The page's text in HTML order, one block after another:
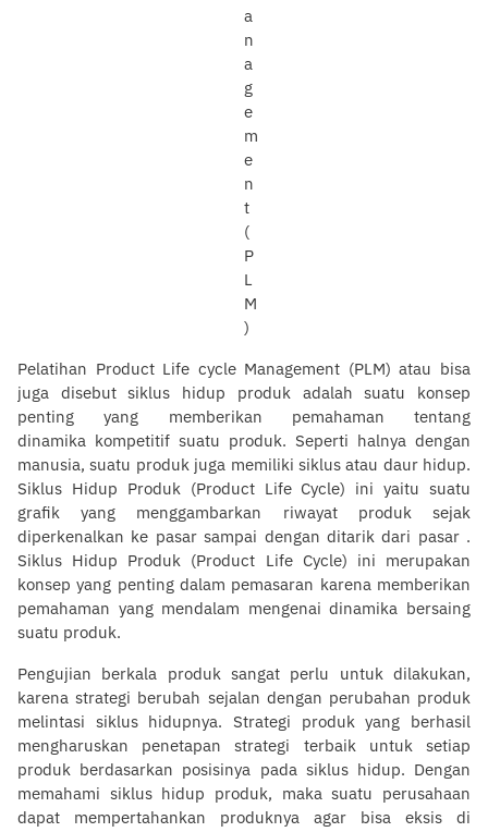
Pelatihan Product Life cycle Management (PLM) atau bisa
juga disebut siklus hidup produk adalah suatu konsep
penting yang memberikan pemahaman tentang
dinamika kompetitif suatu produk. Seperti halnya dengan
manusia, suatu produk juga memiliki siklus atau daur hidup.
Siklus Hidup Produk (Product Life Cycle) ini yaitu suatu
grafik yang menggambarkan riwayat produk sejak
diperkenalkan ke pasar sampai dengan ditarik dari pasar .
Siklus Hidup Produk (Product Life Cycle) ini merupakan
konsep yang penting dalam pemasaran karena memberikan
pemahaman yang mendalam mengenai dinamika bersaing
suatu produk.
Pengujian berkala produk sangat perlu untuk dilakukan,
karena strategi berubah sejalan dengan perubahan produk
melintasi siklus hidupnya. Strategi produk yang berhasil
mengharuskan penetapan strategi terbaik untuk setiap
produk berdasarkan posisinya pada siklus hidup. Dengan
memahami siklus hidup produk, maka suatu perusahaan
dapat mempertahankan produknya agar bisa eksis di